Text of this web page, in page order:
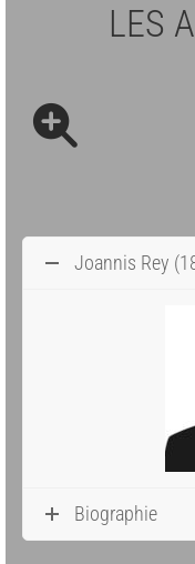
LES
Joannis Rey
Biographie